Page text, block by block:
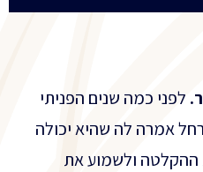
לפני כמה שנים הפניתי
אמרה לה שהיא יכולה
ולשמוע את